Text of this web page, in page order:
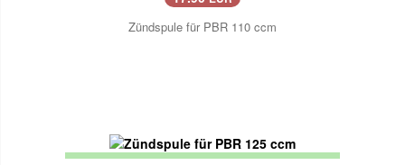
Zündspule für PBR 110 ccm